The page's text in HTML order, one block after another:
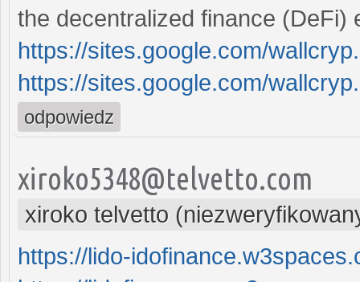
the decentralized finance
https://sites.google.com/
https://sites.google.com/
odpowiedz
xiroko5348@telvetto.com
xiroko telvetto
https://lido-